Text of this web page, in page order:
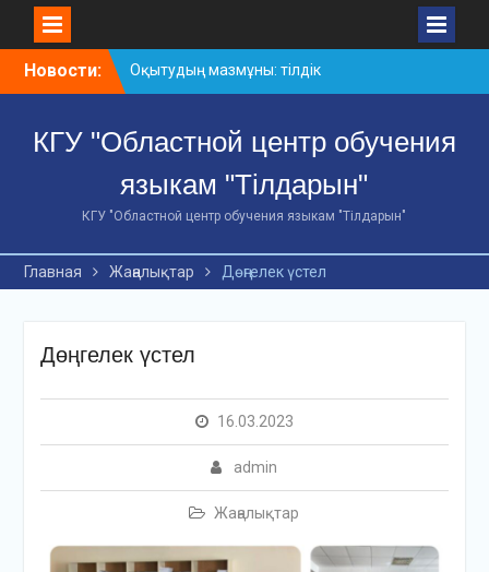
Новости:
Оқытудың мазмұны: тілдік
дағдылар және
стратегиялар
АХМЕТ БАЙТҰРСЫНҰЛЫ
АТЫНДАҒЫ «ҮЗДІК
ОҚЫТУШЫ-2026»
«Мемлекеттік тіл –
Тәуелсіздік символы»
КГУ "Областной центр обучения
языкам "Тілдарын"
КГУ "Областной центр обучения языкам "Тілдарын"
Главная Жаңалықтар Дөңгелек үстел
Дөңгелек үстел
16.03.2023
admin
Жаңалықтар